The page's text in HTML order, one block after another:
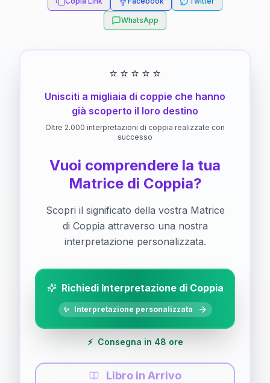
WhatsApp
⭐ ⭐ ⭐ ⭐ ⭐
Unisciti a migliaia di coppie che hanno
già scoperto il loro destino
Oltre 2.000 interpretazioni di coppia realizzate con
successo
Vuoi comprendere la tua
Matrice di Coppia?
Scopri il significato della vostra Matrice
di Coppia attraverso una nostra
interpretazione personalizzata.
Richiedi Interpretazione di Coppia
✨ Interpretazione personalizzata
⚡ Consegna in 48 ore
Libro in Arrivo